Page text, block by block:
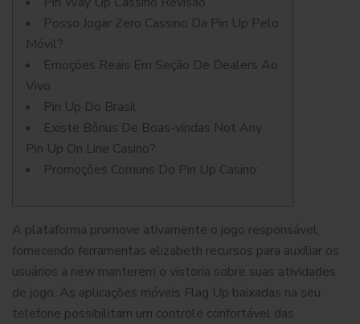
Posso Jogar Zero Cassino Da Pin Up Pelo
Móvil?
Emoções Reais Em Seção De Dealers Ao
Vivo
Pin Up Do Brasil
Existe Bônus De Boas-vindas Not Any
Pin Up On Line Casino?
Promoções Comuns Do Pin Up Casino:
A plataforma promove ativamente o jogo responsável,
fornecendo ferramentas elizabeth recursos para auxiliar os
usuários a new manterem o vistoria sobre suas atividades
de jogo. As aplicações móveis Flag Up baixadas na seu
telefone possibilitam um controle confortável das